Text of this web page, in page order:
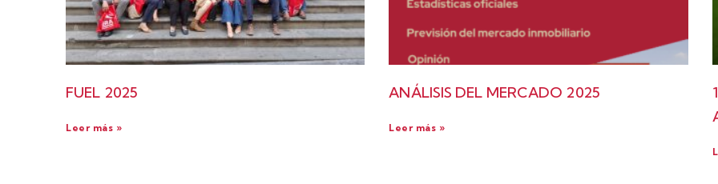
FUEL 2025
Leer más »
ANÁLISIS DEL MERCADO 2025
Leer más »